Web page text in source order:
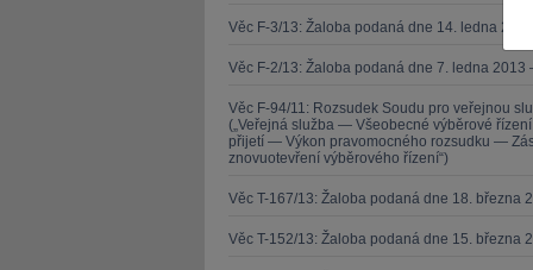
Věc F-3/13: Žaloba podaná dne 14. ledna
Věc F-2/13: Žaloba podaná dne 7. ledna 2013
Věc F-94/11: Rozsudek Soudu pro veřejnou
(„Veřejná služba — Všeobecné výběrové
přijetí — Výkon pravomocného rozsudku —
znovuotevření výběrového řízení“)
Věc T-167/13: Žaloba podaná dne 18. března
Věc T-152/13: Žaloba podaná dne 15. března
Kurzy